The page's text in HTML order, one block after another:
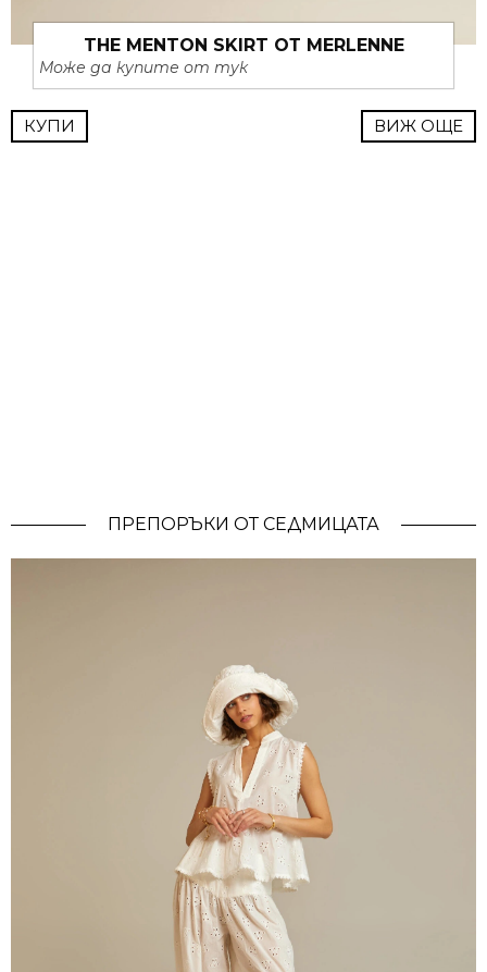
THE MENTON SKIRT ОТ MERLENNE
Може да купите от тук
КУПИ ВИЖ ОЩЕ
ПРЕПОРЪКИ ОТ СЕДМИЦАТА